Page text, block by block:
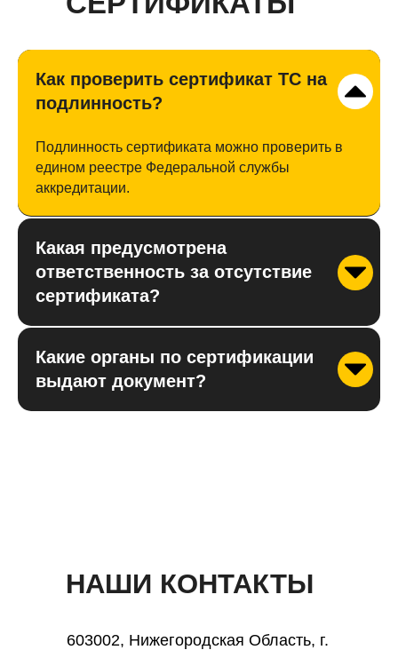
Как проверить сертификат ТС на
подлинность?
Подлинность сертификата можно проверить в
едином реестре Федеральной службы
аккредитации.
Какая предусмотрена
ответственность за отсутствие
сертификата?
Какие органы по сертификации
выдают документ?
НАШИ КОНТАКТЫ
603002, Нижегородская Область, г.